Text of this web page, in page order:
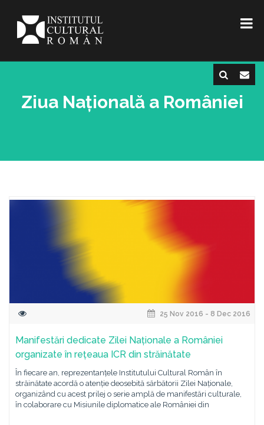
Ziua Națională a României
25 Nov 2016 - 8 Dec 2016
Manifestări dedicate Zilei Naționale a României
organizate în rețeaua ICR din străinătate
În fiecare an, reprezentanțele Institutului Cultural Român în
străinătate acordă o atenție deosebită sărbătorii Zilei Naționale,
organizând cu acest prilej o serie amplă de manifestări culturale,
în colaborare cu Misiunile diplomatice ale României din